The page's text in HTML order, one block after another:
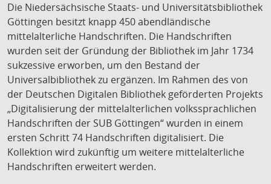
Die Niedersächsische Staats- und Universitätsbibliothek
Göttingen besitzt knapp 450 abendländische
mittelalterliche Handschriften. Die Handschriften
wurden seit der Gründung der Bibliothek im Jahr 1734
sukzessive erworben, um den Bestand der
Universalbibliothek zu ergänzen. Im Rahmen des von
der Deutschen Digitalen Bibliothek geförderten Projekts
„Digitalisierung der mittelalterlichen volkssprachlichen
Handschriften der SUB Göttingen“ wurden in einem
ersten Schritt 74 Handschriften digitalisiert. Die
Kollektion wird zukünftig um weitere mittelalterliche
Handschriften erweitert werden.